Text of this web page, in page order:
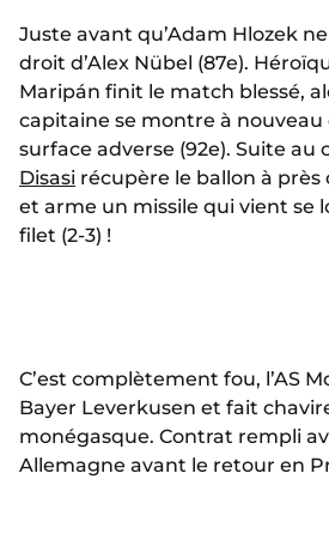
Juste avant qu’Adam Hlozek
droit d’Alex Nübel (87e).
Maripán finit le match blessé,
capitaine se montre à nouveau
surface adverse (92e). Suite au
Disasi récupère le ballon à
et arme un missile qui vient se
filet (2-3) !
C’est complètement fou, l’AS
Bayer Leverkusen et fait
monégasque. Contrat rempli
Allemagne avant le retour en